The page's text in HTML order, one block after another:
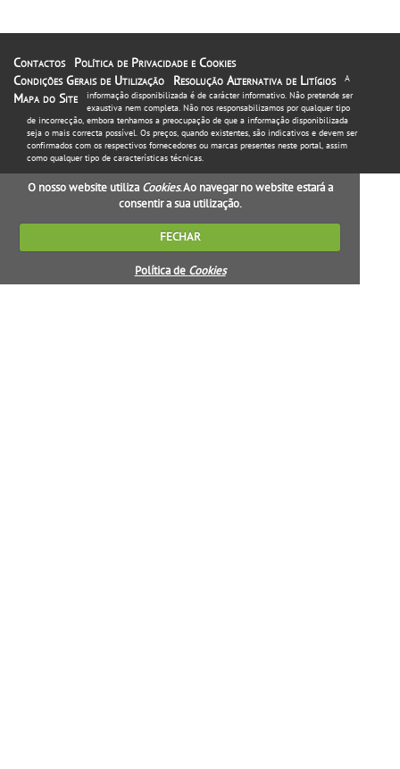
Contactos
Política de Privacidade e Cookies
Condições Gerais de Utilização
Resolução Alternativa de Litígios
Mapa do Site
A
informação disponibilizada é de carácter informativo. Não pretende ser
exaustiva nem completa. Não nos responsabilizamos por qualquer tipo
de incorrecção, embora tenhamos a preocupação de que a informação disponibilizada
seja o mais correcta possível. Os preços, quando existentes, são indicativos e devem ser
confirmados com os respectivos fornecedores ou marcas presentes neste portal, assim
como qualquer tipo de características técnicas.
O nosso website utiliza Cookies. Ao navegar no website estará a
consentir a sua utilização.
FECHAR
Política de Cookies